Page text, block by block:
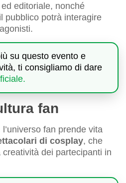
editoriale, nonché
pubblico potrà interagire
su questo evento e
ti consigliamo di dare
fan
fan prende vita
di cosplay, che
dei partecipanti in